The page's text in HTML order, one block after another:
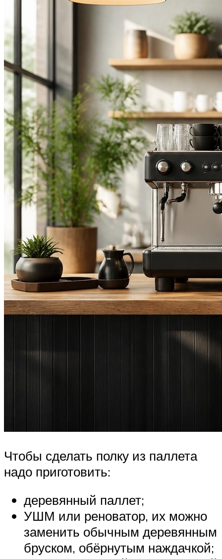
Чтобы сделать полку из паллета
надо приготовить:
деревянный паллет;
УШМ или реноватор, их можно
заменить обычным деревянным
бруском, обёрнутым наждачкой;